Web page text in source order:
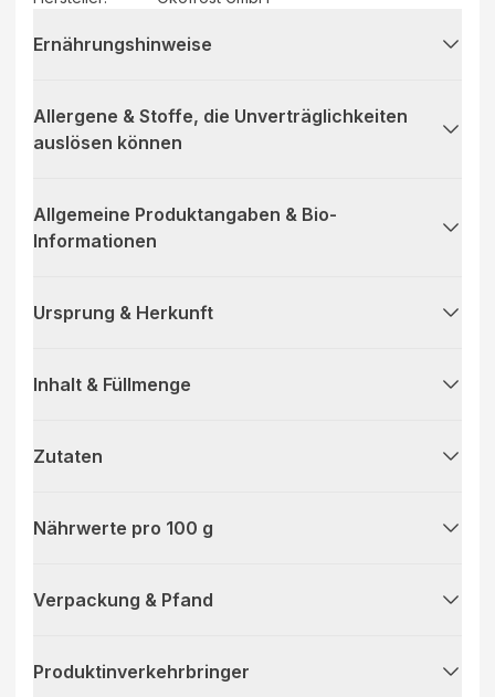
Ernährungshinweise
Allergene & Stoffe, die Unverträglichkeiten
auslösen können
Allgemeine Produktangaben & Bio-
Informationen
Ursprung & Herkunft
Inhalt & Füllmenge
Zutaten
Nährwerte pro 100 g
Verpackung & Pfand
Produktinverkehrbringer